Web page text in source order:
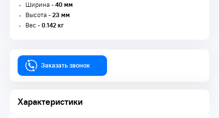
Ширина -40 мм
Высота -23 мм
Вес -0.142 кг
Заказать звонок
Характеристики